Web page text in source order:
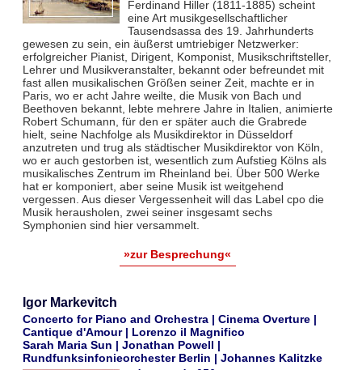
Ferdinand Hiller (1811-1885) scheint
eine Art musikgesellschaftlicher
Tausendsassa des 19. Jahrhunderts
gewesen zu sein, ein äußerst umtriebiger Netzwerker:
erfolgreicher Pianist, Dirigent, Komponist, Musikschriftsteller,
Lehrer und Musikveranstalter, bekannt oder befreundet mit
fast allen musikalischen Größen seiner Zeit, machte er in
Paris, wo er acht Jahre weilte, die Musik von Bach und
Beethoven bekannt, lebte mehrere Jahre in Italien, animierte
Robert Schumann, für den er später auch die Grabrede
hielt, seine Nachfolge als Musikdirektor in Düsseldorf
anzutreten und trug als städtischer Musikdirektor von Köln,
wo er auch gestorben ist, wesentlich zum Aufstieg Kölns als
musikalisches Zentrum im Rheinland bei. Über 500 Werke
hat er komponiert, aber seine Musik ist weitgehend
vergessen. Aus dieser Vergessenheit will das Label cpo die
Musik herausholen, zwei seiner insgesamt sechs
Symphonien sind hier versammelt.
»zur Besprechung«
Igor Markevitch
Concerto for Piano and Orchestra | Cinema Overture |
Cantique d'Amour | Lorenzo il Magnifico
Sarah Maria Sun | Jonathan Powell |
Rundfunksinfonieorchester Berlin | Johannes Kalitzke